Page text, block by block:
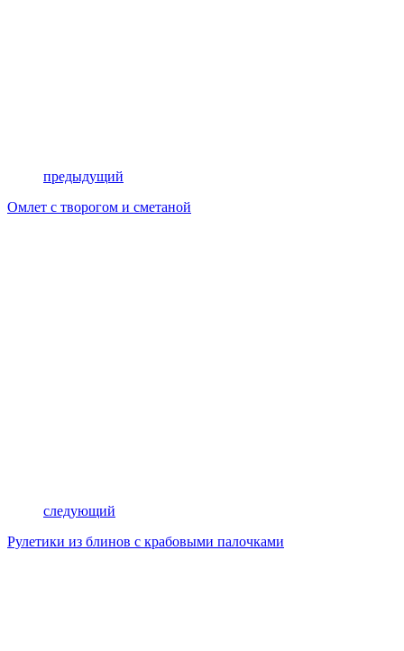
предыдущий
Омлет с творогом и сметаной
следующий
Рулетики из блинов с крабовыми палочками